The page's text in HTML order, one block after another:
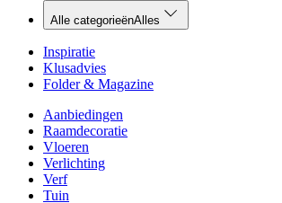
Alle categorieënAlles
Inspiratie
Klusadvies
Folder & Magazine
Aanbiedingen
Raamdecoratie
Vloeren
Verlichting
Verf
Tuin